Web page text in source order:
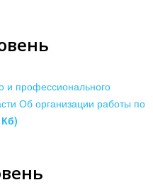
и профессионального
Об организации работы по